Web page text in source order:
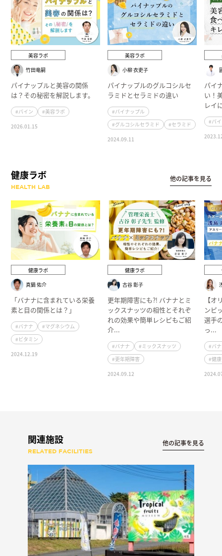
美容ラボ
竹田竜嗣
パイナップルと美容の関係
は？その秘密を解説します。
#パイン
#美容ラボ
2026.01.15
美容ラボ
小柳 衣吏子
パイナップルのグルコシルセ
ラミドとセラミドの違い
#パイナップル
#グルコシルセラミド
#セラミド
2024.09.11
パイ
い！
レイ
#パ
健康ラボ
HEALTH LAB
他の記事を見る
健康ラボ
真鍋 佑介
「バナナに含まれている栄養
素と目の関係とは？」
#バナナ
#マグネシウム
#ビタミン
2024.12.19
健康ラボ
古谷 彰子
更年期障害にも⁈ バナナとミ
ックスナッツの相性とそれぞ
れの効果や簡単レシピもご紹
介...
#バナナ
#ミックスナッツ
#更年期障害
2024.09.12
【
ンピ
選手
っ...
#バ
#健
関連施設
RELATED FACILITIES
他の記事を見る